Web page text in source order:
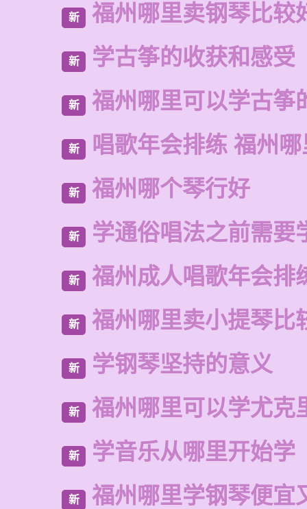
新 福州哪里卖钢琴比较
新 学古筝的收获和感受
新 福州哪里可以学古筝
新 唱歌年会排练 福州
新 福州哪个琴行好
新 学通俗唱法之前需要
新 福州成人唱歌年会排
新 福州哪里卖小提琴比
新 学钢琴坚持的意义
新 福州哪里可以学尤克
新 学音乐从哪里开始学
新 福州哪里学钢琴便宜